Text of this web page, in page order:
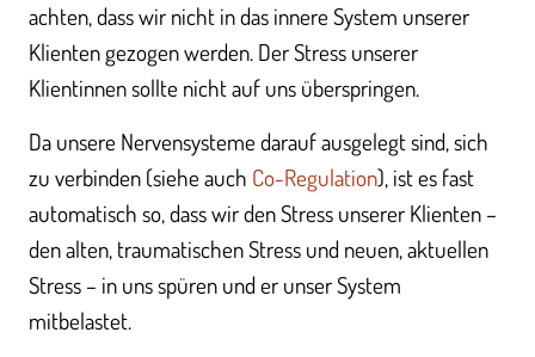
achten, dass wir nicht in das innere System unserer
Klienten gezogen werden. Der Stress unserer
Klientinnen sollte nicht auf uns überspringen.
Da unsere Nervensysteme darauf ausgelegt sind, sich
zu verbinden (siehe auch Co-Regulation), ist es fast
automatisch so, dass wir den Stress unserer Klienten –
den alten, traumatischen Stress und neuen, aktuellen
Stress – in uns spüren und er unser System
mitbelastet.